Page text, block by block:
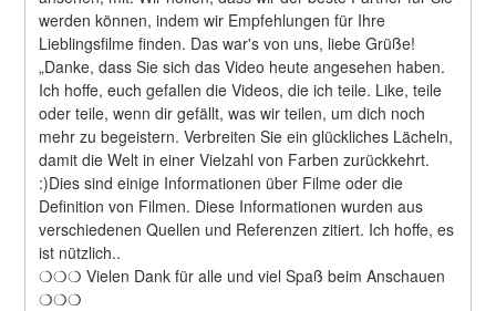
werden können, indem wir Empfehlungen für Ihre
Lieblingsfilme finden. Das war's von uns, liebe Grüße!
„Danke, dass Sie sich das Video heute angesehen haben.
Ich hoffe, euch gefallen die Videos, die ich teile. Like, teile
oder teile, wenn dir gefällt, was wir teilen, um dich noch
mehr zu begeistern. Verbreiten Sie ein glückliches Lächeln,
damit die Welt in einer Vielzahl von Farben zurückkehrt.
:)Dies sind einige Informationen über Filme oder die
Definition von Filmen. Diese Informationen wurden aus
verschiedenen Quellen und Referenzen zitiert. Ich hoffe, es
ist nützlich..
❍❍❍ Vielen Dank für alle und viel Spaß beim Anschauen
❍❍❍